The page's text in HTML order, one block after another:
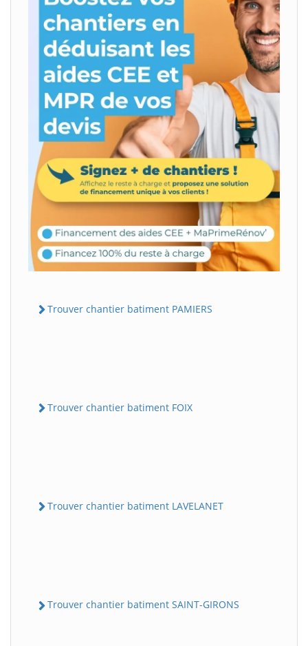
Trouver chantier batiment PAMIERS
Trouver chantier batiment FOIX
Trouver chantier batiment LAVELANET
Trouver chantier batiment SAINT-GIRONS